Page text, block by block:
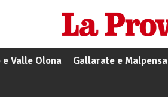
e Valle Olona Gallarate e Malpensa